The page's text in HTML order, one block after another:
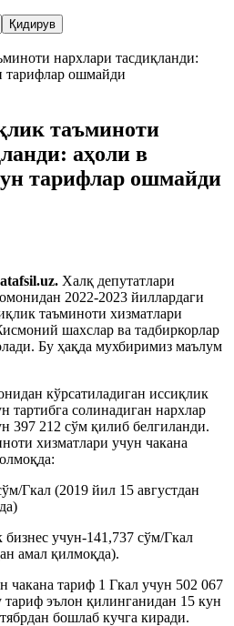
таъминоти
аҳоли в
тарифлар ошмайди
Халқ депутатлари
2022-2023 йиллардаги
таъминоти хизматлари
шахслар ва тадбиркорлар
Бу ҳақда мухбиримиз маълум
кўрсатиладиган иссиқлик
тартибга солинадиган нархлар
397 212 сўм қилиб белгиланди.
хизматлари учун чакана
Гкал (2019 йил 15 августдан
учун-141,737 сўм/Гкал
амал қилмоқда).
чакана тариф 1 Гкал учун 502 067
эълон қилинганидан 15 кун
бошлаб кучга киради.